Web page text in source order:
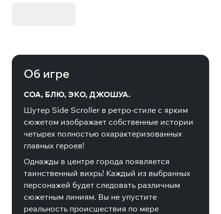
Об игре
СОА, БЛЮ, ЭКО, ДЖОШУА.
Шутер Side Scroller в ретро-стиле с ярким
сюжетом изображает собственные истории
четырех полностью охарактеризованных
главных героев!
Однажды в центре города появляется
таинственный вихрь! Каждый из выбранных
персонажей будет следовать различным
сюжетным линиям. Вы не упустите
реальность происшествия по мере